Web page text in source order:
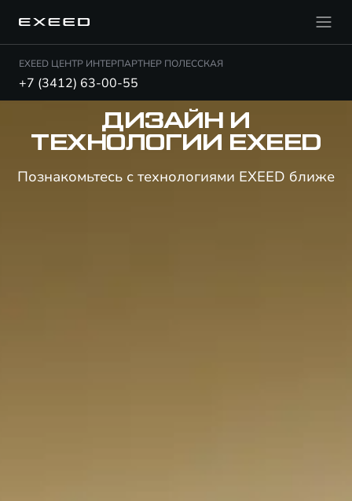
EXEED ЦЕНТР ИНТЕРПАРТНЕР ПОЛЕССКАЯ
+7 (3412) 63-00-55
ДИЗАЙН И
ТЕХНОЛОГИИ EXEED
Познакомьтесь с технологиями EXEED ближе